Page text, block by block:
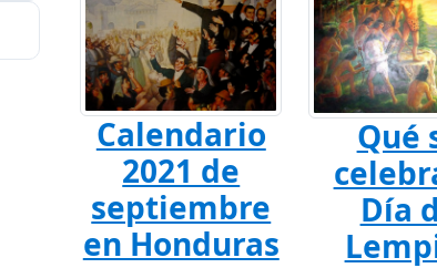
Calendario
2021 de
septiembre
en Honduras
Qué
Día